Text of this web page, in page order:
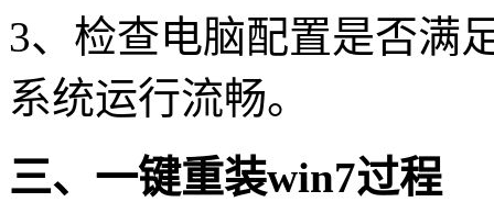
3、检查电脑配置是否满
系统运行流畅。
三、一键重装win7过程